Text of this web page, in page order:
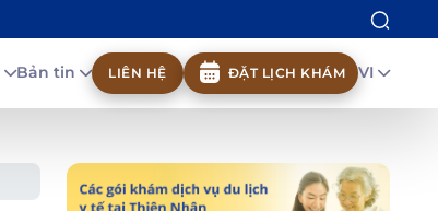
Bản tin LIÊN HỆ ĐẶT LỊCH KHÁM VI